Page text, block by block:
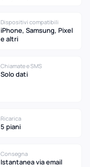
Dispositivi compatibili
iPhone, Samsung, Pixel
e altri
Chiamate e SMS
Solo dati
Ricarica
5 piani
Consegna
Istantanea via email